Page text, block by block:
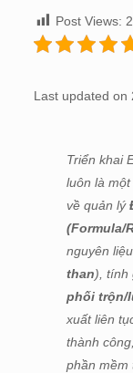
Post Views:
Last updated on
Triển khai
luôn là
về quản lý
(Formula/
nguyên
than), tính
phối trộn/
xuất liên
thành
phần mềm